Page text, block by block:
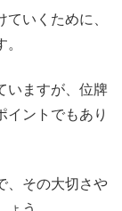
いくために、
いますが、位牌
イントでもあり
、その大切さや